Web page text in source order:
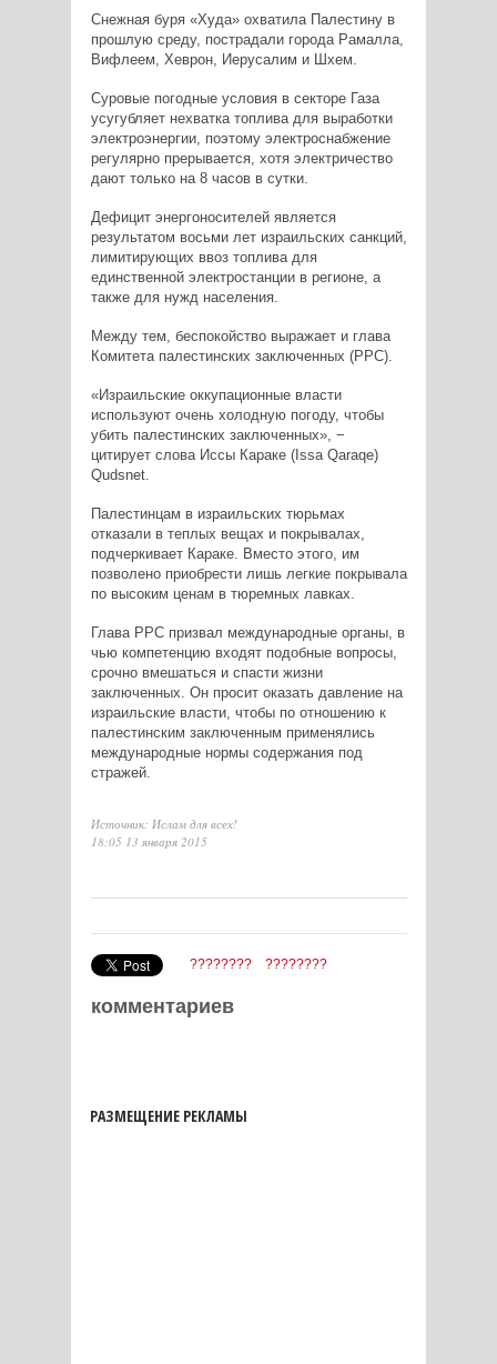
Снежная буря «Худа» охватила Палестину в
прошлую среду, пострадали города Рамалла,
Вифлеем, Хеврон, Иерусалим и Шхем.
Суровые погодные условия в секторе Газа
усугубляет нехватка топлива для выработки
электроэнергии, поэтому электроснабжение
регулярно прерывается, хотя электричество
дают только на 8 часов в сутки.
Дефицит энергоносителей является
результатом восьми лет израильских санкций,
лимитирующих ввоз топлива для
единственной электростанции в регионе, а
также для нужд населения.
Между тем, беспокойство выражает и глава
Комитета палестинских заключенных (PPC).
«Израильские оккупационные власти
используют очень холодную погоду, чтобы
убить палестинских заключенных», −
цитирует слова Иссы Караке (Issa Qaraqe)
Qudsnet.
Палестинцам в израильских тюрьмах
отказали в теплых вещах и покрывалах,
подчеркивает Караке. Вместо этого, им
позволено приобрести лишь легкие покрывала
по высоким ценам в тюремных лавках.
Глава PPC призвал международные органы, в
чью компетенцию входят подобные вопросы,
срочно вмешаться и спасти жизни
заключенных. Он просит оказать давление на
израильские власти, чтобы по отношению к
палестинским заключенным применялись
международные нормы содержания под
стражей.
Источник: Ислам для всех!
18:05 13 января 2015
???????? ????????
комментариев
РАЗМЕЩЕНИЕ РЕКЛАМЫ